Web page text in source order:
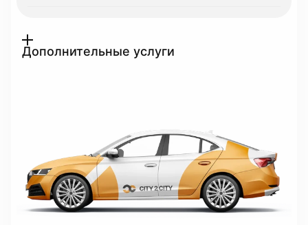
Дополнительные услуги